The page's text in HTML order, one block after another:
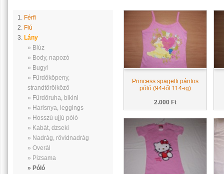
1. Férfi
2. Fiú
3. Lány
» Blúz
» Body, napozó
» Bugyi
» Fürdőköpeny,
strandtörölköző
» Fürdőruha, bikini
» Harisnya, leggings
» Hosszú ujjú póló
» Kabát, dzseki
» Nadrág, rövidnadrág
» Overál
» Pizsama
» Póló
Princess spagetti pántos
póló (94-től 114-ig)
2.000 Ft